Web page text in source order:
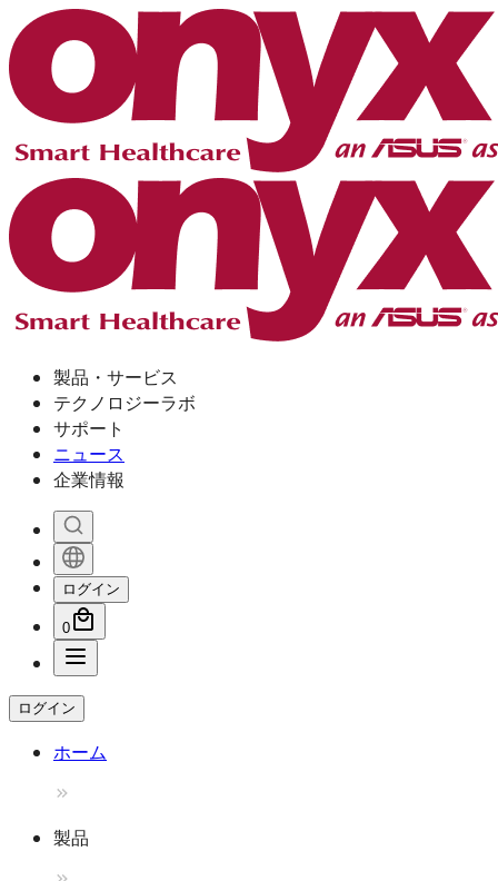
製品・サービス
テクノロジーラボ
サポート
ニュース
企業情報
ログイン
0
ログイン
ホーム
製品